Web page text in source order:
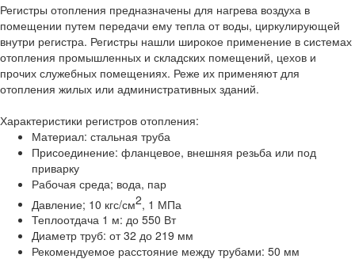
Регистры отопления предназначены для нагрева воздуха в
помещении путем передачи ему тепла от воды, циркулирующей
внутри регистра. Регистры нашли широкое применение в системах
отопления промышленных и складских помещений, цехов и
прочих служебных помещениях. Реже их применяют для
отопления жилых или административных зданий.
Характеристики регистров отопления:
Материал: стальная труба
Присоединение: фланцевое, внешняя резьба или под
приварку
Рабочая среда; вода, пар
Давление; 10 кгс/см2, 1 МПа
Теплоотдача 1 м: до 550 Вт
Диаметр труб: от 32 до 219 мм
Рекомендуемое расстояние между трубами: 50 мм